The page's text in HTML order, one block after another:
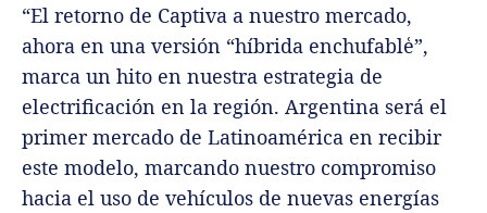
“El retorno de Captiva a nuestro mercado,
ahora en una versión “híbrida enchufable͑”,
marca un hito en nuestra estrategia de
electrificación en la región. Argentina será el
primer mercado de Latinoamérica en recibir
este modelo, marcando nuestro compromiso
hacia el uso de vehículos de nuevas energías